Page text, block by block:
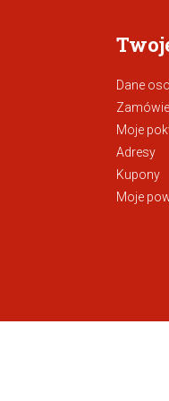
Dane
Moje
Adresy
Kupony
Moje